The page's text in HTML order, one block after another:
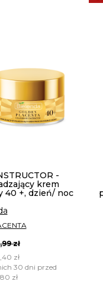
-
krem
40 +, dzień/ noc
zł
zł
30 dni przed
zł